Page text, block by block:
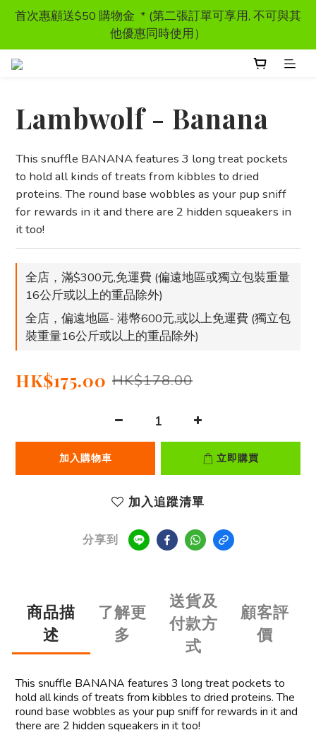
首次惠顧送$50 購物金  * (第二張訂單可享用, 不可與其
他優惠同時使用）
首次惠顧送$50 購物金  * (第二張訂單可享用, 不可與其
他優惠同時使用）
訂單滿HKD300 以上可享香港免運費
首次惠顧送$50 購物金  * (第二張訂單可享用, 不可與其
他優惠同時使用）
Lambwolf - Banana
This snuffle BANANA features 3 long treat pockets
to hold all kinds of treats from kibbles to dried
proteins. The round base wobbles as your pup sniff
for rewards in it and there are 2 hidden squeakers in
it too!
全店，滿$300元,免運費 (偏遠地區或獨立包裝重量
16公斤或以上的重品除外)
全店，偏遠地區- 港幣600元,或以上免運費 (獨立包
裝重量16公斤或以上的重品除外)
HK$175.00 HK$178.00
加入購物車 立即購買
加入追蹤清單
分享到
商品描
述
了解更
多
送貨及
付款方
式
顧客評
價
This snuffle BANANA features 3 long treat pockets to
hold all kinds of treats from kibbles to dried proteins. The
round base wobbles as your pup sniff for rewards in it and
there are 2 hidden squeakers in it too!